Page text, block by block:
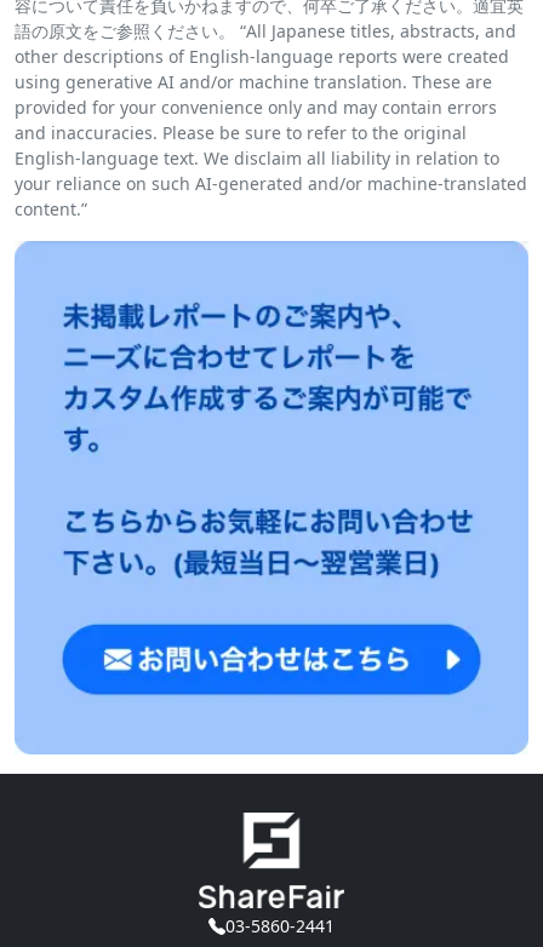
容について責任を負いかねますので、何卒ご了承ください。適宜英
語の原文をご参照ください。 “All Japanese titles, abstracts, and
other descriptions of English-language reports were created
using generative AI and/or machine translation. These are
provided for your convenience only and may contain errors
and inaccuracies. Please be sure to refer to the original
English-language text. We disclaim all liability in relation to
your reliance on such AI-generated and/or machine-translated
content.”
03-5860-2441